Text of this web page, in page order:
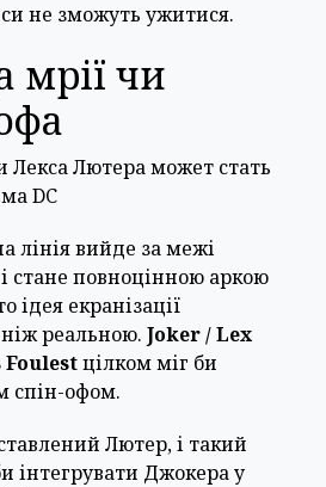
не зможуть ужитися.
мрії чи
лінія вийде за межі
стане повноцінною аркою
ідея екранізації
реальною. Joker / Lex
цілком міг би
спін-офом.
Лютер, і такий
інтегрувати Джокера у